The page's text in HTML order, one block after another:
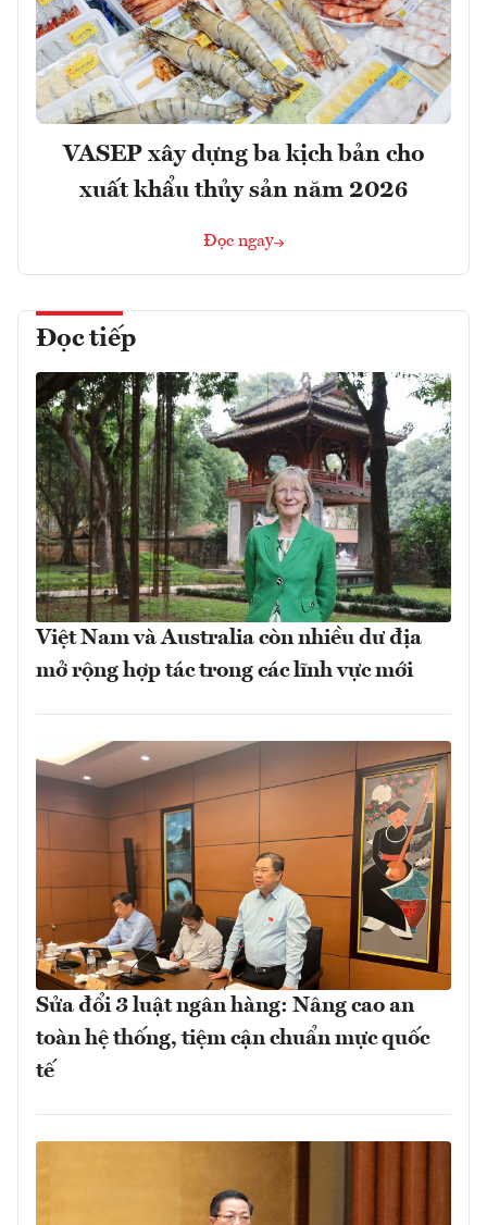
VASEP xây dựng ba kịch bản cho
xuất khẩu thủy sản năm 2026
Đọc ngay
Đọc tiếp
Việt Nam và Australia còn nhiều dư địa
mở rộng hợp tác trong các lĩnh vực mới
Sửa đổi 3 luật ngân hàng: Nâng cao an
toàn hệ thống, tiệm cận chuẩn mực quốc
tế